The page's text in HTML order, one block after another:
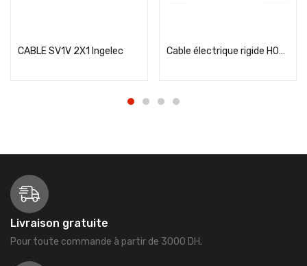
CABLE SV1V 2X1 Ingelec Cable électrique rigide H07VR 16² Nexans
Livraison gratuite
Pour toute commande à partir de 3000 DH.